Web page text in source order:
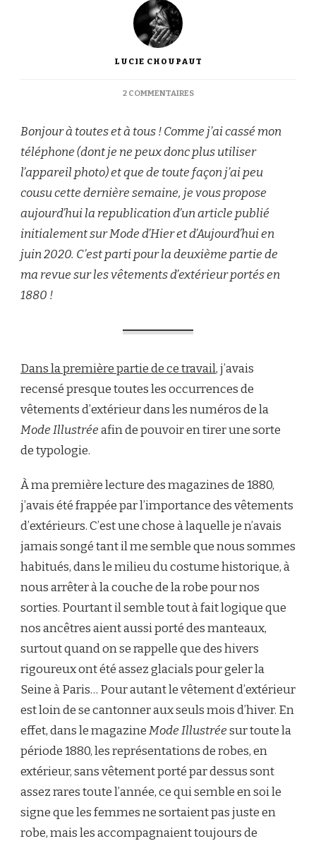
LUCIE CHOUPAUT
2 COMMENTAIRESSUR
T-
ON
SUR
LES
EN
1880
?
TENTATIVE
DE
TYPOLOGIE
2/2
Bonjour à toutes et à tous ! Comme j’ai cassé mon
téléphone (dont je ne peux donc plus utiliser
l’appareil photo) et que de toute façon j’ai peu
cousu cette dernière semaine, je vous propose
aujourd’hui la republication d’un article publié
initialement sur Mode d’Hier et d’Aujourd’hui en
juin 2020. C’est parti pour la deuxième partie de
ma revue sur les vêtements d’extérieur portés en
1880 !
Dans la première partie de ce travail, j’avais
recensé presque toutes les occurrences de
vêtements d’extérieur dans les numéros de la
Mode Illustréeafin de pouvoir en tirer une sorte
de typologie.
À ma première lecture des magazines de 1880,
j’avais été frappée par l’importance des vêtements
d’extérieurs. C’est une chose à laquelle je n’avais
jamais songé tant il me semble que nous sommes
habitués, dans le milieu du costume historique, à
nous arrêter à la couche de la robe pour nos
sorties. Pourtant il semble tout à fait logique que
nos ancêtres aient aussi porté des manteaux,
surtout quand on se rappelle que des hivers
rigoureux ont été assez glacials pour geler la
Seine à Paris… Pour autant le vêtement d’extérieur
est loin de se cantonner aux seuls mois d’hiver. En
effet, dans le magazineMode Illustréesur toute la
période 1880, les représentations de robes, en
extérieur, sans vêtement porté par dessus sont
assez rares toute l’année, ce qui semble en soi le
signe que les femmes ne sortaient pas juste en
robe, mais les accompagnaient toujours de